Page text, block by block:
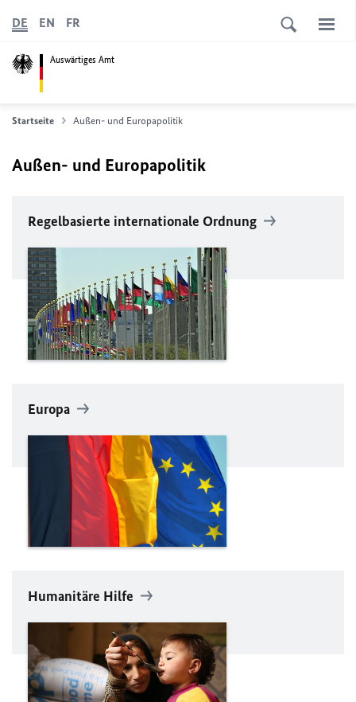
Auswärtiges Amt
DE EN FR
Startseite Außen- und Europapolitik
Außen- und Europapolitik
Regelbasierte internationale Ordnung
Europa
Humanitäre Hilfe